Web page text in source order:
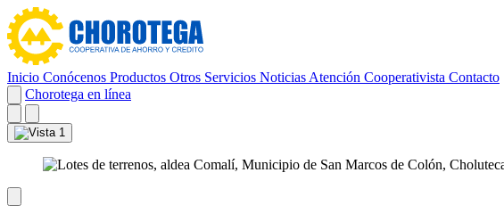
Inicio Conócenos Productos Otros Servicios Noticias Atención Cooperativista Contacto
Chorotega en línea